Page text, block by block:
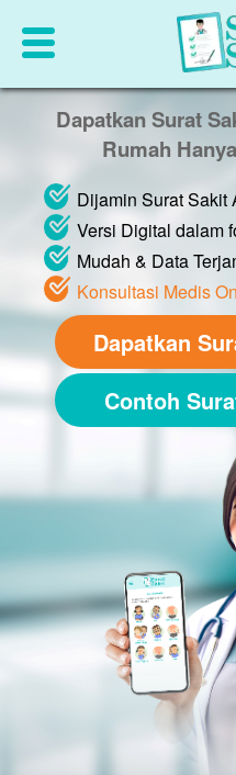
Dapatkan Surat
Rumah
Dijamin Surat Sakit
Versi Digital dalam
Mudah & Data
Konsultasi Medis
Dapatkan
Contoh